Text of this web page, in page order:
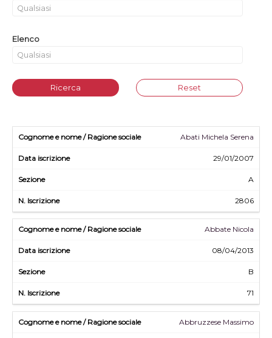
Elenco
Ricerca Reset
Abati Michela Serena
29/01/2007
A
2806
Abbate Nicola
08/04/2013
B
71
Abbruzzese Massimo